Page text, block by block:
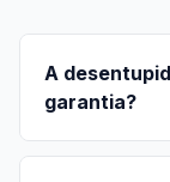
A
garantia?